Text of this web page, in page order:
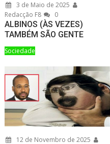
3 de Maio de 2025
Redacção F8
0
ALBINOS (ÀS VEZES)
TAMBÉM SÃO GENTE
Sociedade
12 de Novembro de 2025